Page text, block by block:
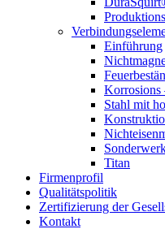
Einführung
Korrosions
Stahl mit
Titan
Firmenprofil
Qualitätspolitik
Zertifizierung der
Kontakt